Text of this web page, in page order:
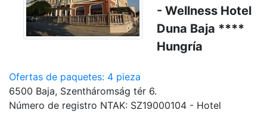
- Wellness Hotel
Duna Baja ****
Hungría
Ofertas de paquetes: 4 pieza
6500 Baja, Szentháromság tér 6.
Número de registro NTAK: SZ19000104 - Hotel